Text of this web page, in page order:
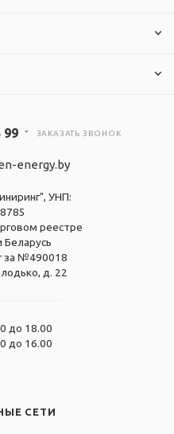
99 ЗАКАЗАТЬ ЗВОНОК
energy.by
УНП:
реестре
Беларусь
за №490018
д. 22
до 18.00
до 16.00
СЕТИ